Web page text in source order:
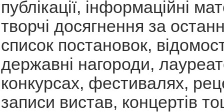
публікації, інформаційні
творчі досягнення за
список постановок,
державні нагороди,
конкурсах, фестивалях,
записи вистав, концертів